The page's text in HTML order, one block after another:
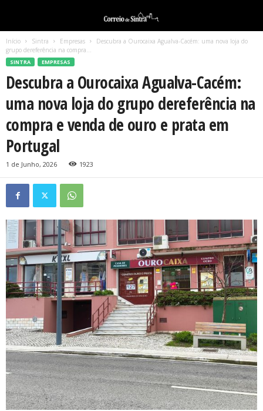
Início Sintra Empresas
Descubra a Ourocaixa Agualva-Cacém: uma nova loja do
grupo dereferência na compra...
SINTRA EMPRESAS
Descubra a Ourocaixa Agualva-Cacém:
uma nova loja do grupo dereferência na
compra e venda de ouro e prata em
Portugal
1 de Junho, 2026 1923